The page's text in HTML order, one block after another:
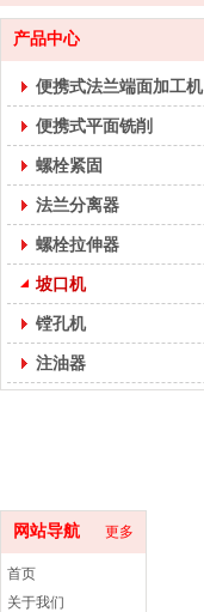
产品中心
便携式法兰端面加工机
便携式平面铣削
螺栓紧固
法兰分离器
螺栓拉伸器
坡口机
镗孔机
注油器
网站导航 更多
首页
关于我们